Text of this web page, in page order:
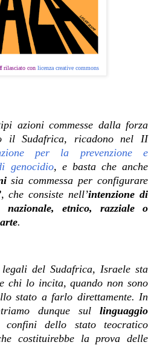
rilasciato con licenza creative commons
azioni commesse dalla forza
il Sudafrica, ricadono nel II
per la prevenzione e
genocidio, e basta che anche
sia commessa per configurare
, che consiste nell’intenzione di
nazionale, etnico, razziale o
.
del Sudafrica, Israele sta
chi lo incita, quando non sono
stato a farlo direttamente. In
dunque sul linguaggio
dello stato teocratico
costituirebbe la prova delle